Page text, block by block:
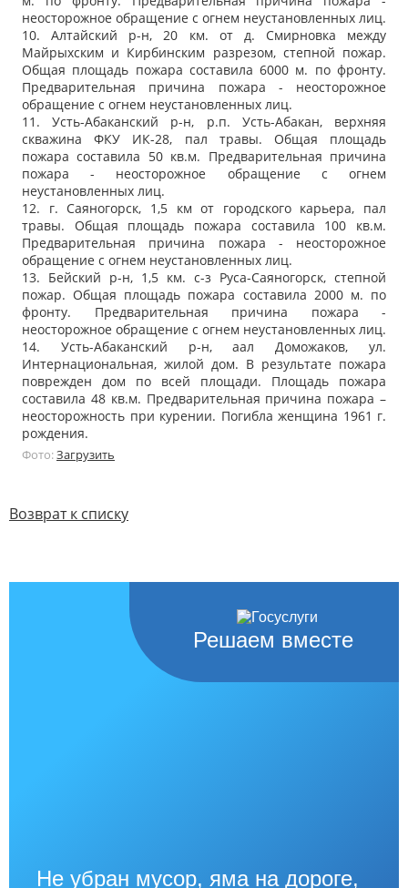
неосторожное обращение с огнем неустановленных лиц.
10. Алтайский р-н, 20 км. от д. Смирновка между
Майрыхским и Кирбинским разрезом, степной пожар.
Общая площадь пожара составила 6000 м. по фронту.
Предварительная причина пожара - неосторожное
обращение с огнем неустановленных лиц.
11. Усть-Абаканский р-н, р.п. Усть-Абакан, верхняя
скважина ФКУ ИК-28, пал травы. Общая площадь
пожара составила 50 кв.м. Предварительная причина
пожара - неосторожное обращение с огнем
неустановленных лиц.
12. г. Саяногорск, 1,5 км от городского карьера, пал
травы. Общая площадь пожара составила 100 кв.м.
Предварительная причина пожара - неосторожное
обращение с огнем неустановленных лиц.
13. Бейский р-н, 1,5 км. с-з Руса-Саяногорск, степной
пожар. Общая площадь пожара составила 2000 м. по
фронту. Предварительная причина пожара -
неосторожное обращение с огнем неустановленных лиц.
14. Усть-Абаканский р-н, аал Доможаков, ул.
Интернациональная, жилой дом. В результате пожара
поврежден дом по всей площади. Площадь пожара
составила 48 кв.м. Предварительная причина пожара –
неосторожность при курении. Погибла женщина 1961 г.
рождения.
Фото:Загрузить
Возврат к списку
Решаем вместе
Не убран мусор, яма на дороге,